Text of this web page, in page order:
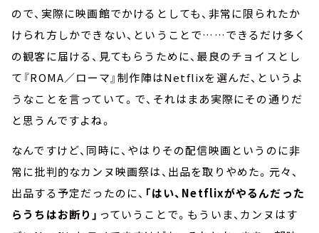
ので、実際に映画館でかけるとしても、非常に限られたか
けられ方しかできない、ということで……できるだけ多く
の観客に届ける、見てもらうために、最良のチョイスとし
て『ROMA／ローマ』制作陣はNetflixを選んだ、というよ
うなことを言っていて。で、それはまあ実際にその通りだ
と思うんですよね。
なんですけど、同時に、やはりその配信映画というのに非
常に批判的なカンヌ映画祭は、出品を取りやめた。元々、
出品する予定だったのに、 「はい、Netflixがやるんだった
らうちはお断り」 っていうことで。もういま、カンヌはす